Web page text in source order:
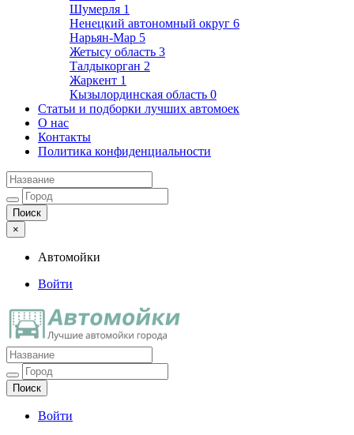
Шумерля 1
Ненецкий автономный округ 6
Нарьян-Мар 5
Жетысу область 3
Талдыкорган 2
Жаркент 1
Кызылординская область 0
Статьи и подборки лучших автомоек
О нас
Контакты
Политика конфиденциальности
×
Автомойки
Войти
Автомойки
Ещё один сайт на WordPress
Войти